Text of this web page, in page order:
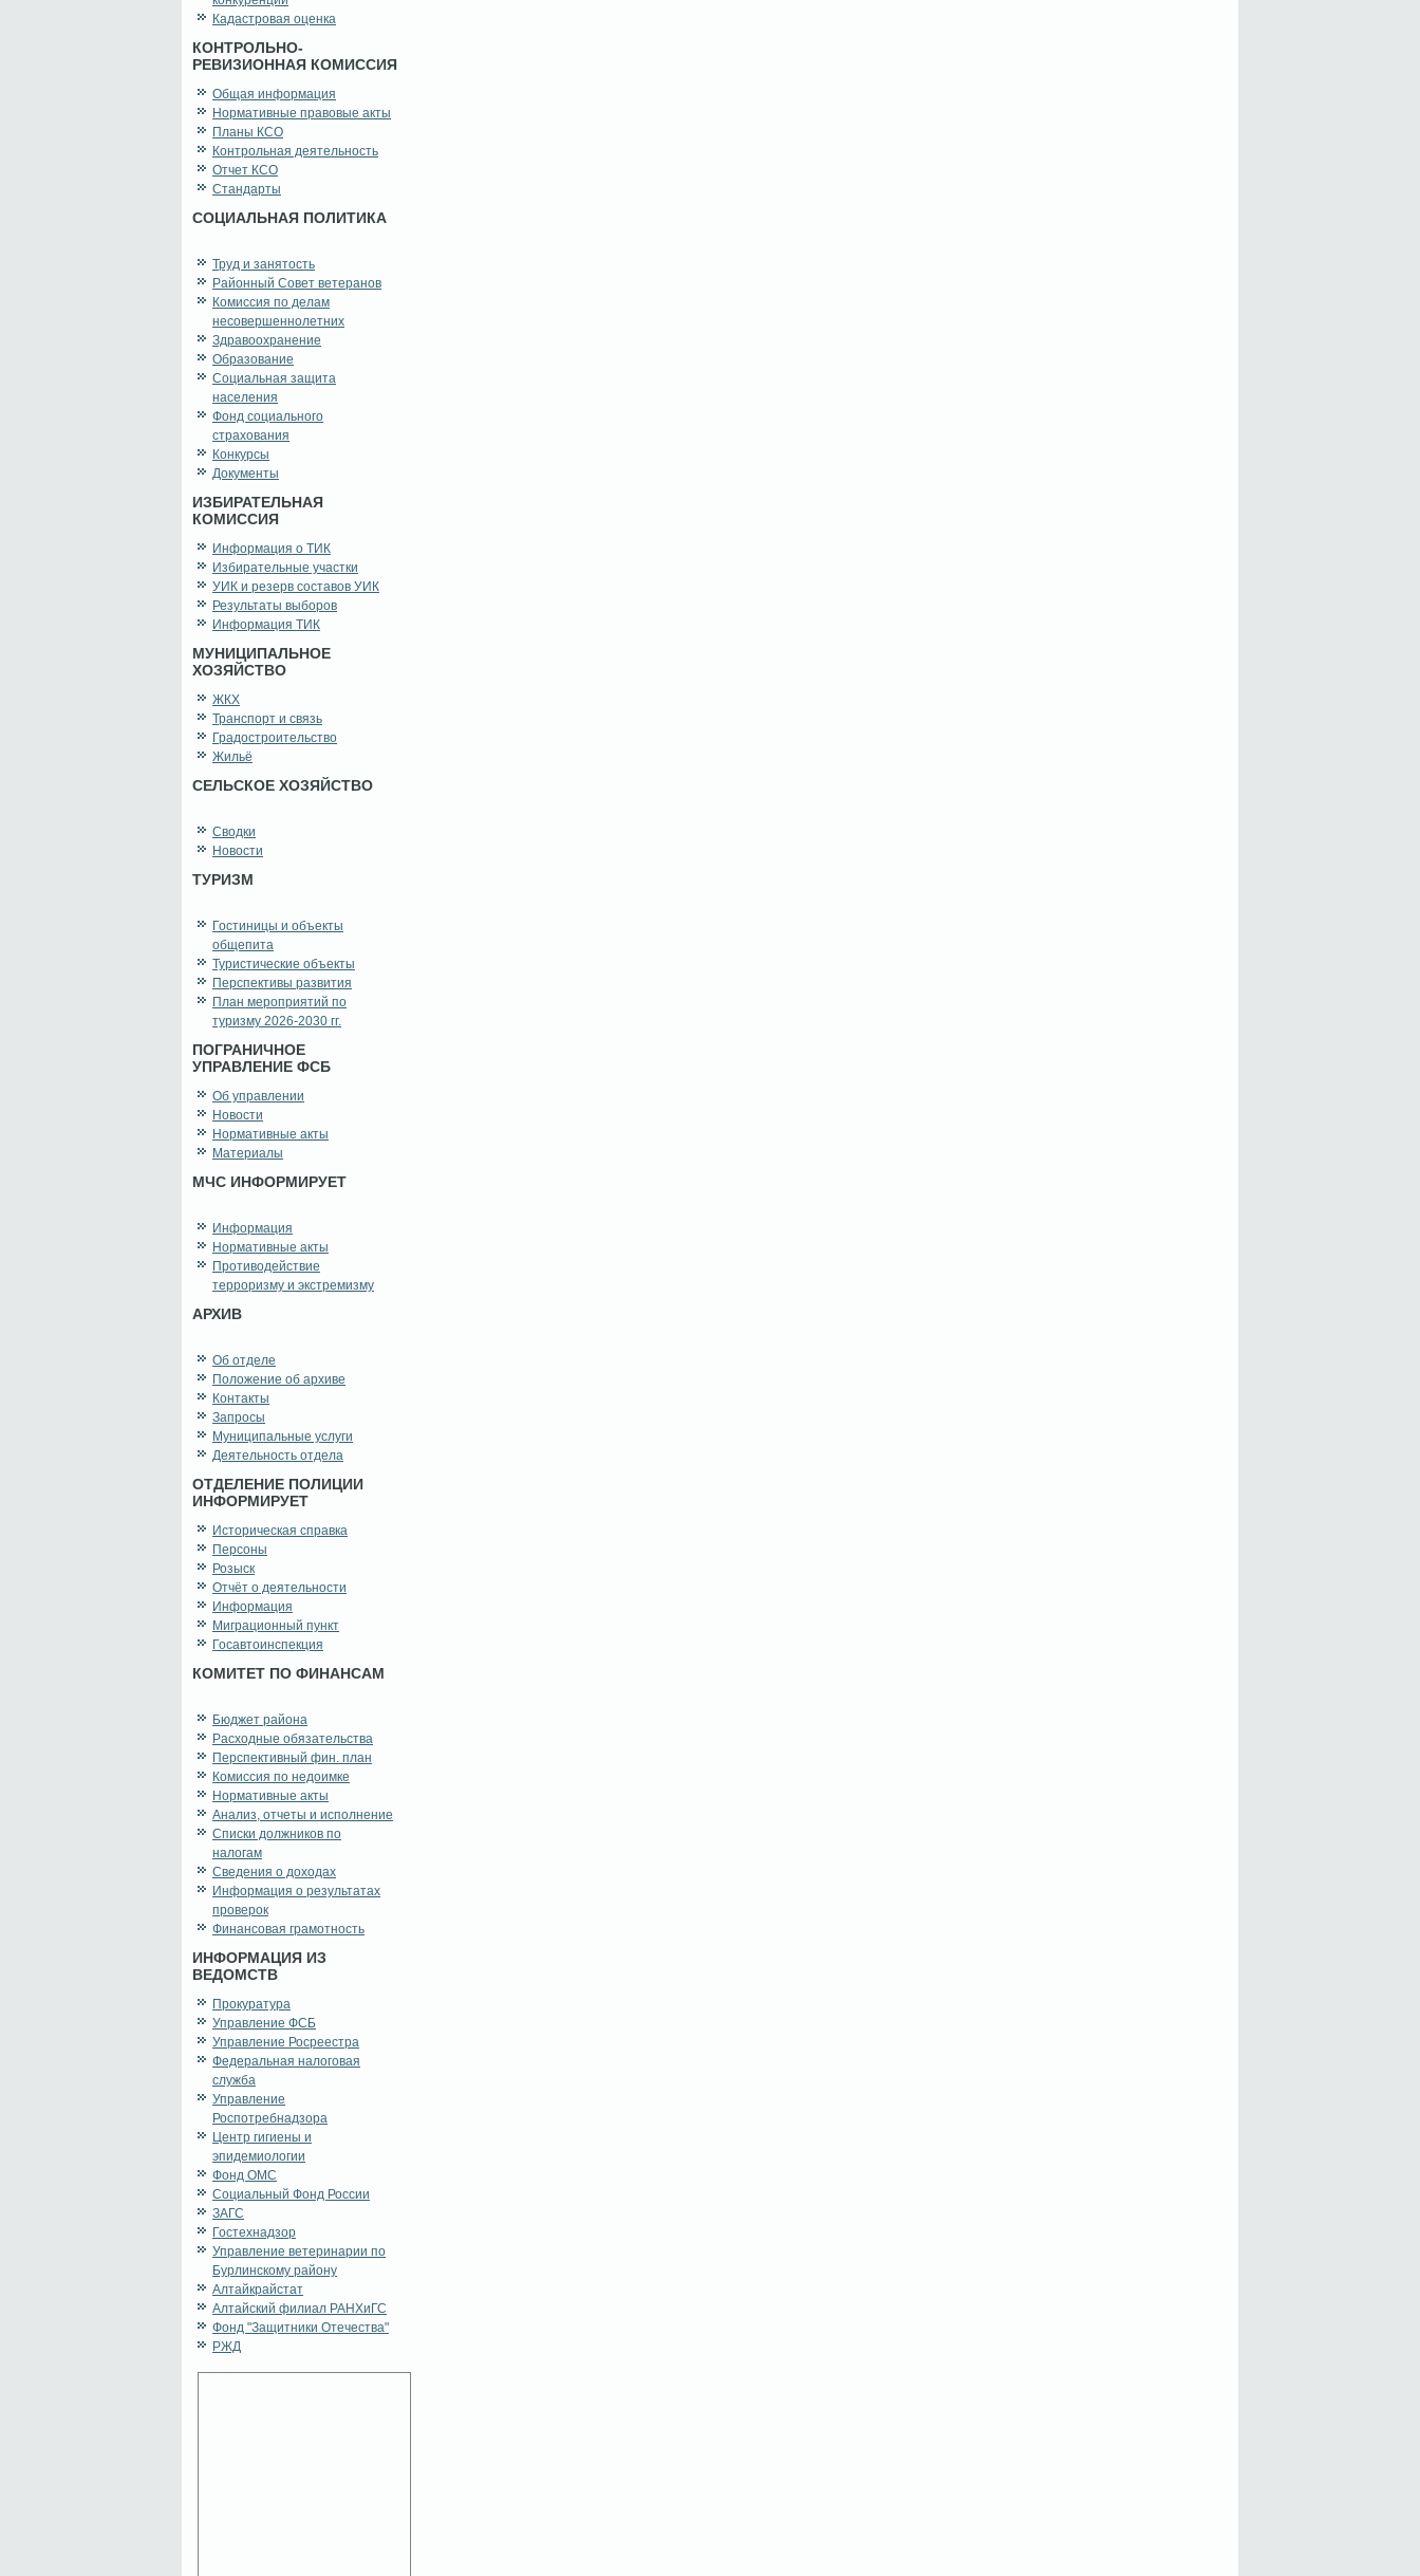
Кадастровая оценка
КОНТРОЛЬНО-
РЕВИЗИОННАЯ КОМИССИЯ
Общая информация
Нормативные правовые акты
Планы КСО
Контрольная деятельность
Отчет КСО
Стандарты
СОЦИАЛЬНАЯ ПОЛИТИКА
Труд и занятость
Районный Совет ветеранов
Комиссия по делам
несовершеннолетних
Здравоохранение
Образование
Социальная защита
населения
Фонд социального
страхования
Конкурсы
Документы
ИЗБИРАТЕЛЬНАЯ
КОМИССИЯ
Информация о ТИК
Избирательные участки
УИК и резерв составов УИК
Результаты выборов
Информация ТИК
МУНИЦИПАЛЬНОЕ
ХОЗЯЙСТВО
ЖКХ
Транспорт и связь
Градостроительство
Жильё
СЕЛЬСКОЕ ХОЗЯЙСТВО
Сводки
Новости
ТУРИЗМ
Гостиницы и объекты
общепита
Туристические объекты
Перспективы развития
План мероприятий по
туризму 2026-2030 гг.
ПОГРАНИЧНОЕ
УПРАВЛЕНИЕ ФСБ
Об управлении
Новости
Нормативные акты
Материалы
МЧС ИНФОРМИРУЕТ
Информация
Нормативные акты
Противодействие
терроризму и экстремизму
АРХИВ
Об отделе
Положение об архиве
Контакты
Запросы
Муниципальные услуги
Деятельность отдела
ОТДЕЛЕНИЕ ПОЛИЦИИ
ИНФОРМИРУЕТ
Историческая справка
Персоны
Розыск
Отчёт о деятельности
Информация
Миграционный пункт
Госавтоинспекция
КОМИТЕТ ПО ФИНАНСАМ
Бюджет района
Расходные обязательства
Перспективный фин. план
Комиссия по недоимке
Нормативные акты
Анализ, отчеты и исполнение
Списки должников по
налогам
Сведения о доходах
Информация о результатах
проверок
Финансовая грамотность
ИНФОРМАЦИЯ ИЗ
ВЕДОМСТВ
Прокуратура
Управление ФСБ
Управление Росреестра
Федеральная налоговая
служба
Управление
Роспотребнадзора
Центр гигиены и
эпидемиологии
Фонд ОМС
Социальный Фонд России
ЗАГС
Гостехнадзор
Управление ветеринарии по
Бурлинскому району
Алтайкрайстат
Алтайский филиал РАНХиГС
Фонд "Защитники Отечества"
РЖД